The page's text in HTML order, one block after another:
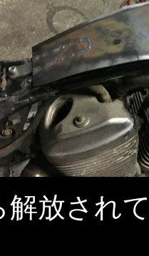
解放され